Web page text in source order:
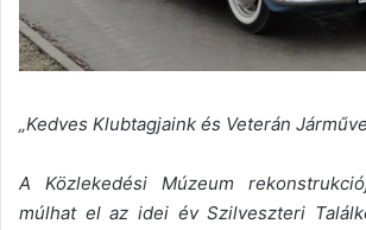
„Kedves Klubtagjaink és Veterán
A Közlekedési Múzeum
múlhat el az idei év Szilveszteri